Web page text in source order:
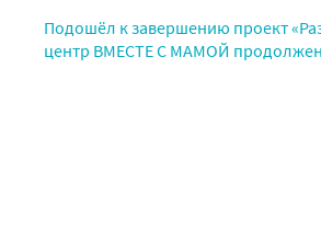
Подошёл к завершению проект
центр ВМЕСТЕ С МАМОЙ